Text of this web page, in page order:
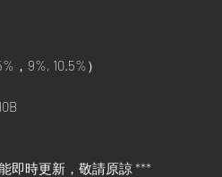
，9%, 10.5%）
即時更新，敬請原諒 ***